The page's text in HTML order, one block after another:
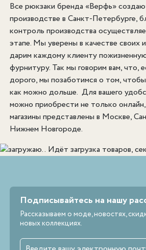
Все рюкзаки бренда «Верфь»
производстве в Санкт-Петербурге,
контроль производства
этапе. Мы уверены в качестве своих
дарим каждому клиенту
фурнитуру. Так мы говорим вам, что,
дорого, мы позаботимся о том,
как можно дольше. Для вашего
можно приобрести не только
магазины представлены в Москве,
Нижнем Новгороде.
Идёт загрузка товаров,
Подписывайтесь на нашу
Рассказываем о моде, новостях,
новых коллекциях.